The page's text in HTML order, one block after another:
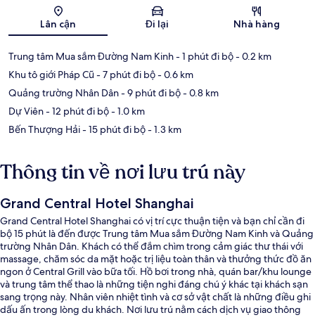
Bản đồ
Lân cận Đi lại Nhà hàng
Trung tâm Mua sắm Đường Nam Kinh- 1 phút đi bộ- 0.2 km
Khu tô giới Pháp Cũ - 7 phút đi bộ- 0.6 km
Quảng trường Nhân Dân- 9 phút đi bộ- 0.8 km
Dự Viên- 12 phút đi bộ- 1.0 km
Bến Thượng Hải- 15 phút đi bộ- 1.3 km
Thông tin về nơi lưu trú này
Grand Central Hotel Shanghai
Grand Central Hotel Shanghai có vị trí cực thuận tiện và bạn chỉ cần đi
bộ 15 phút là đến được Trung tâm Mua sắm Đường Nam Kinh và Quảng
trường Nhân Dân. Khách có thể đắm chìm trong cảm giác thư thái với
massage, chăm sóc da mặt hoặc trị liệu toàn thân và thưởng thức đồ ăn
ngon ở Central Grill vào bữa tối. Hồ bơi trong nhà, quán bar/khu lounge
và trung tâm thể thao là những tiện nghi đáng chú ý khác tại khách sạn
sang trọng này. Nhân viên nhiệt tình và cơ sở vật chất là những điều ghi
dấu ấn trong lòng du khách. Nơi lưu trú nằm cách dịch vụ giao thông